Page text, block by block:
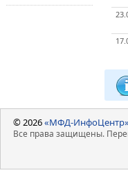
© 2026«МФД-ИнфоЦентр»
Все права защищены.